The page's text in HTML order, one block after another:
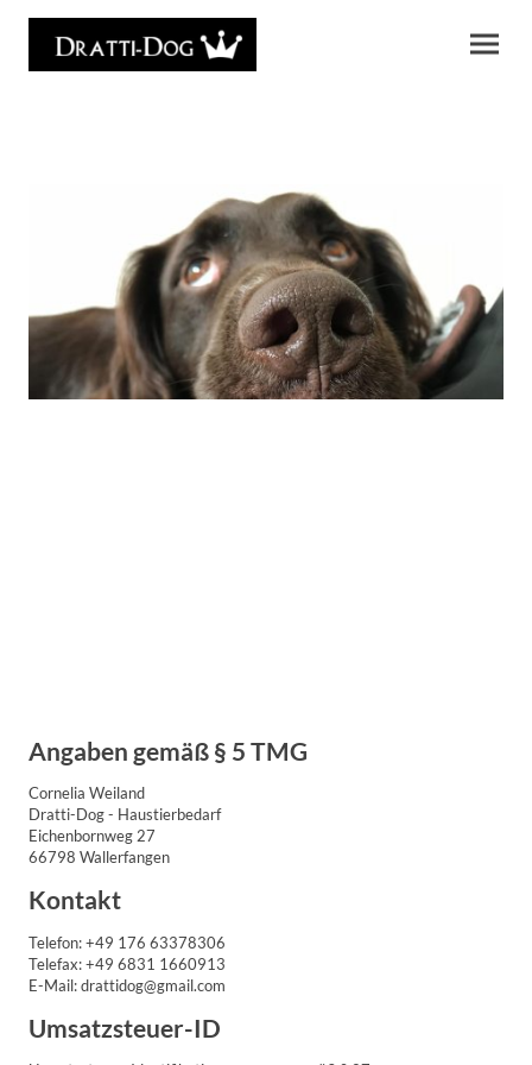
Angaben gemäß § 5 TMG
Cornelia Weiland
Dratti-Dog - Haustierbedarf
Eichenbornweg 27
66798 Wallerfangen
Kontakt
Telefon: +49 176 63378306
Telefax: +49 6831 1660913
E-Mail: drattidog@gmail.com
Umsatzsteuer-ID